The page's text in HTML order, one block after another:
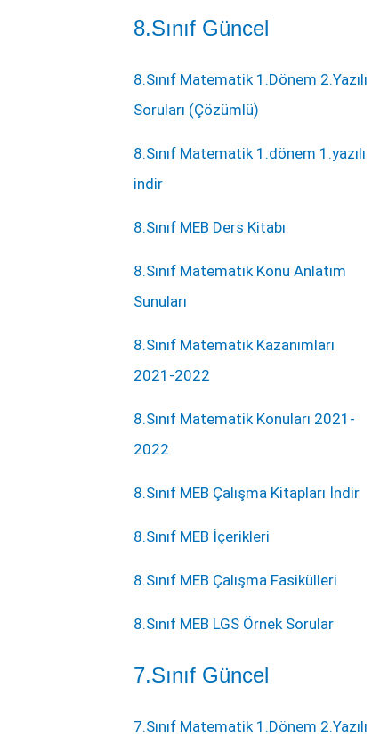
8.Sınıf Güncel
8.Sınıf Matematik 1.Dönem 2.Yazılı
Soruları (Çözümlü)
8.Sınıf Matematik 1.dönem 1.yazılı
indir
8.Sınıf MEB Ders Kitabı
8.Sınıf Matematik Konu Anlatım
Sunuları
8.Sınıf Matematik Kazanımları
2021-2022
8.Sınıf Matematik Konuları 2021-
2022
8.Sınıf MEB Çalışma Kitapları İndir
8.Sınıf MEB İçerikleri
8.Sınıf MEB Çalışma Fasikülleri
8.Sınıf MEB LGS Örnek Sorular
7.Sınıf Güncel
7.Sınıf Matematik 1.Dönem 2.Yazılı